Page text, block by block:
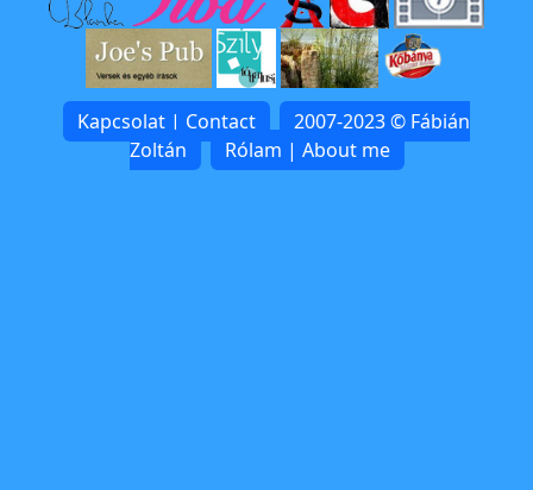
Kapcsolat | Contact
2007-2023 © Fábián
Zoltán
Rólam | About me